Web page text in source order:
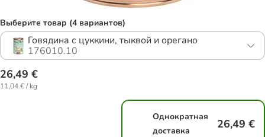
Выберите товар (4 вариантов)
Говядина с цуккини, тыквой и орегано
176010.10
26,49 €
11,04 € / kg
Однократная
доставка
26,49 €